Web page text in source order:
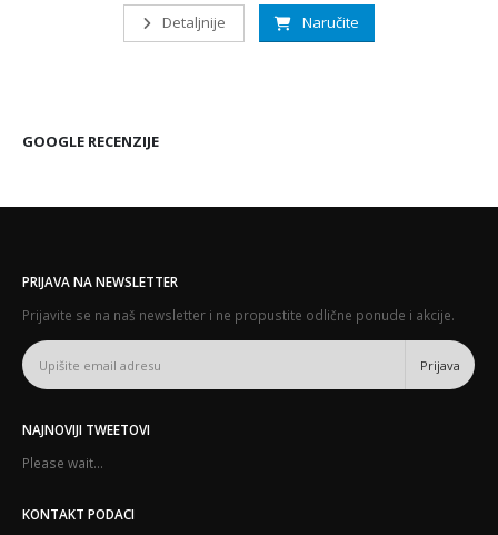
Detaljnije Naručite
GOOGLE RECENZIJE
PRIJAVA NA NEWSLETTER
Prijavite se na naš newsletter i ne propustite odlične ponude i akcije.
NAJNOVIJI TWEETOVI
Please wait...
KONTAKT PODACI